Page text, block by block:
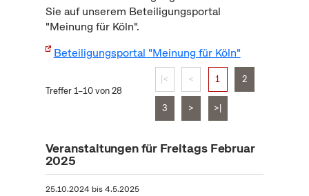
Sie auf unserem Beteiligungsportal
"Meinung für Köln".
Beteiligungsportal "Meinung für Köln"
Treffer 1–10 von 28
|< < 1 2
3 > >|
Veranstaltungen für Freitags Februar
2025
25.10.2024 bis4.5.2025